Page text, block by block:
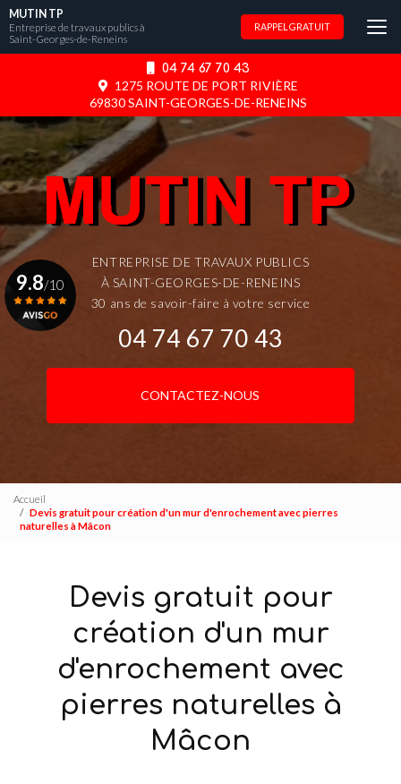
Aller
au
contenu
04 74 67 70 43
1275 ROUTE DE PORT RIVIÈRE
69830 SAINT-GEORGES-DE-RENEINS
MUTIN TP
Entreprise de travaux publics à
Saint-Georges-de-Reneins
RAPPEL GRATUIT
ENTREPRISE DE TRAVAUX PUBLICS
À SAINT-GEORGES-DE-RENEINS
30 ans de savoir-faire à votre service
04 74 67 70 43
CONTACTEZ-NOUS
9.8/10
Accueil
Devis gratuit pour création d'un mur d'enrochement avec pierres
naturelles à Mâcon
Devis gratuit pour
création d'un mur
d'enrochement avec
pierres naturelles à
Mâcon